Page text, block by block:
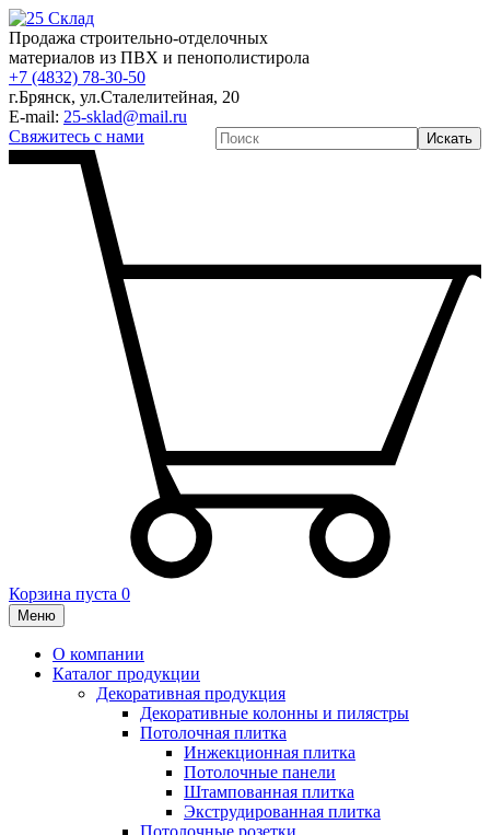
Продажа строительно-отделочных
материалов из ПВХ и пенополистирола
+7 (4832) 78-30-50
г.Брянск, ул.Сталелитейная, 20
E-mail: 25-sklad@mail.ru
Свяжитесь с нами
Искать
Корзина пуста 0
Меню
О компании
Каталог продукции
Декоративная продукция
Декоративные колонны и пилястры
Потолочная плитка
Инжекционная плитка
Потолочные панели
Штампованная плитка
Экструдированная плитка
Потолочные розетки